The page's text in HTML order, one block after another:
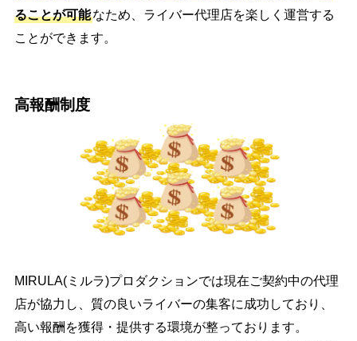
ることが可能なため、ライバー代理店を楽しく運営する
ことができます。
高報酬制度
MIRULA(ミルラ)プロダクションでは現在ご契約中の代理
店が協力し、質の良いライバーの集客に成功しており、
高い報酬を獲得・提供する環境が整っております。